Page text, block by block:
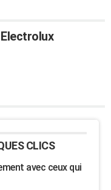
CLICS
avec ceux qui